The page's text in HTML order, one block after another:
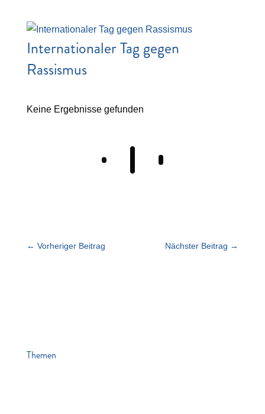
Internationaler Tag gegen
Rassismus
Keine Ergebnisse gefunden
Vorheriger Beitrag Nächster Beitrag
Themen